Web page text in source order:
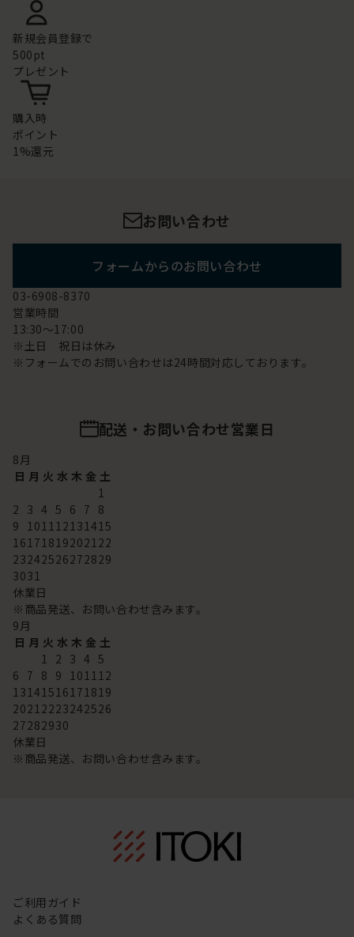
新規会員登録で
500pt
プレゼント
購入時
ポイント
1%還元
お問い合わせ
フォームからのお問い合わせ
03-6908-8370
営業時間
13:30～17:00
※土日 祝日は休み
※フォームでのお問い合わせは24時間対応しております。
配送・お問い合わせ営業日
8 月
日 月 火 水 木 金 土
1
2 3 4 5 6 7 8
9
10 11 12 13 14 15
16 17 18 192021 22
23242526272829
3031
休業日
※商品発送、お問い合わせ含みます。
9 月
日 月 火 水 木 金 土
1
2 3 4 5
6 7 8 9 10 11 12
13 14 15 16 17 18 19
2021 2223242526
27282930
休業日
※商品発送、お問い合わせ含みます。
ご利用ガイド
よくある質問